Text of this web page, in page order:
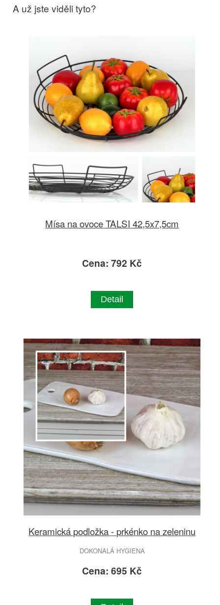
A už jste viděli tyto?
Mísa na ovoce TALSI 42,5x7,5cm
Cena: 792 Kč
Detail
Keramická podložka - prkénko na zeleninu
DOKONALÁ HYGIENA
Cena: 695 Kč